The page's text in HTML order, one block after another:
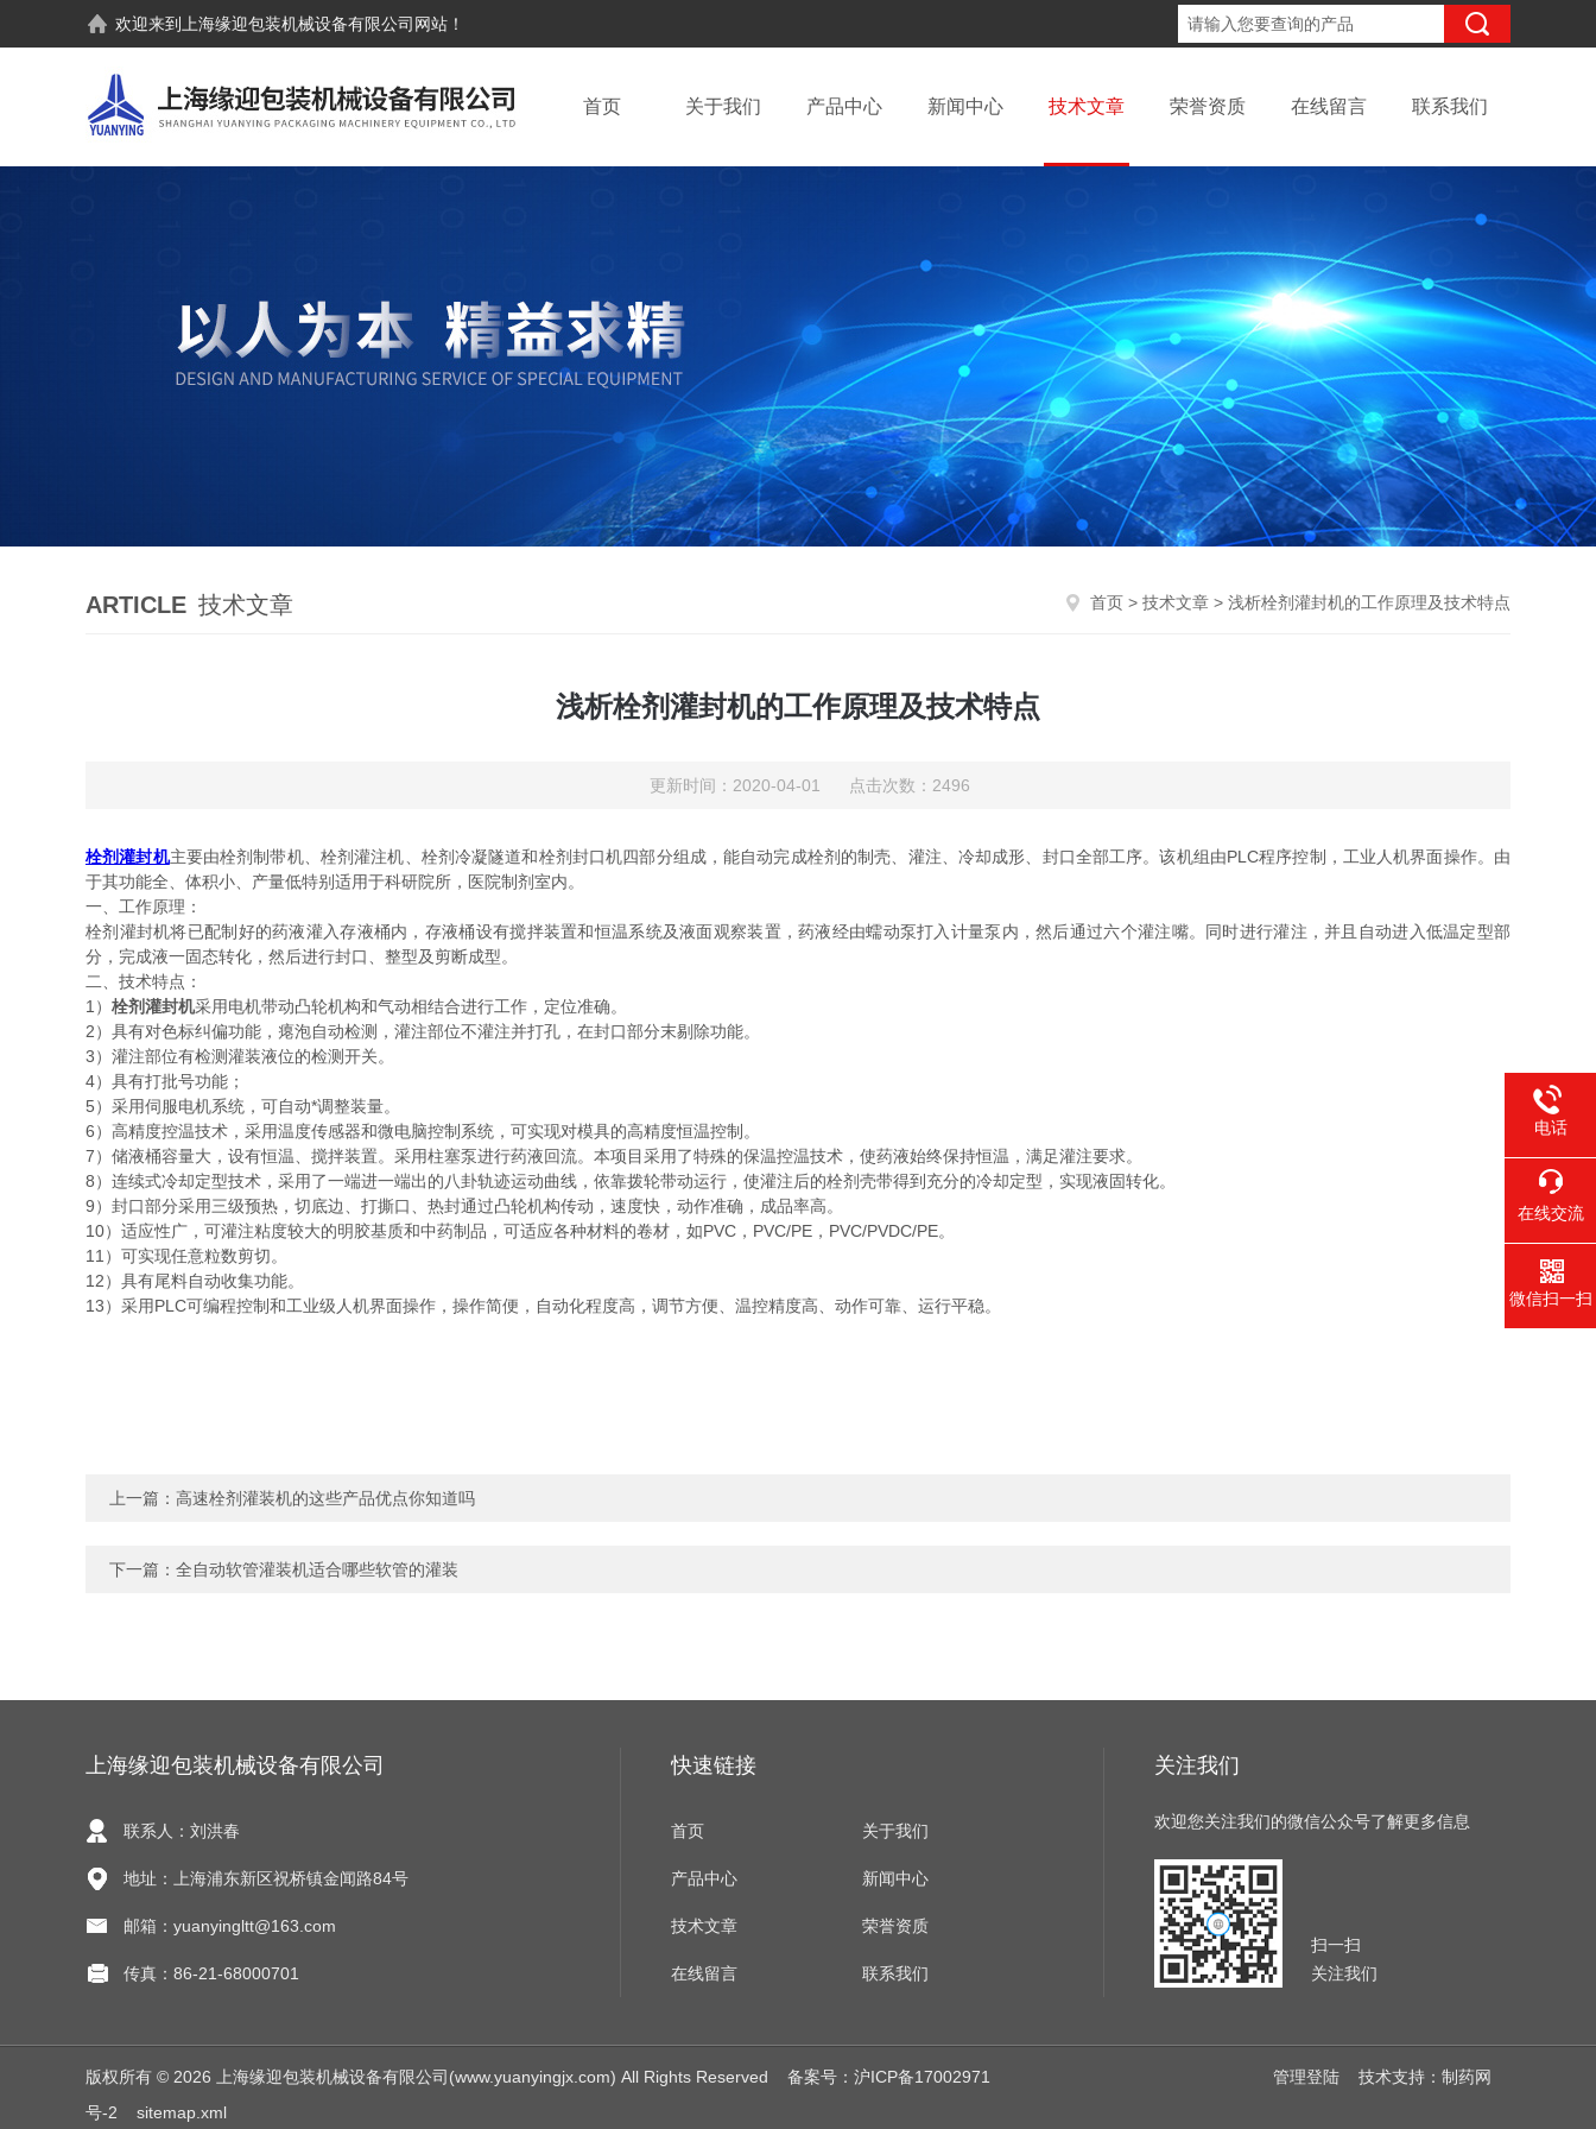
欢迎来到 上海缘迎包装机械设备有限公司 网站！
首页 关于我们 产品中心 新闻中心 技术文章 荣誉资质 在线留言 联系我们
ARTICLE 技术文章 首页 > 技术文章 > 浅析栓剂灌封机的工作原理及技术特点
浅析栓剂灌封机的工作原理及技术特点
更新时间：2020-04-01 点击次数：2496
栓剂灌封机主要由栓剂制带机、栓剂灌注机、栓剂冷凝隧道和栓剂封口机四部分组成，能自动完成栓剂的制壳、灌注、冷却成形、封口全部工序。该机组由PLC程序控制，工业人机界面操作。由
于其功能全、体积小、产量低特别适用于科研院所，医院制剂室内。
一、工作原理：
栓剂灌封机将已配制好的药液灌入存液桶内，存液桶设有搅拌装置和恒温系统及液面观察装置，药液经由蠕动泵打入计量泵内，然后通过六个灌注嘴。同时进行灌注，并且自动进入低温定型部
分，完成液一固态转化，然后进行封口、整型及剪断成型。
二、技术特点：
1） 栓剂灌封机采用电机带动凸轮机构和气动相结合进行工作，定位准确。
2）具有对色标纠偏功能，瘪泡自动检测，灌注部位不灌注并打孔，在封口部分末剔除功能。
3）灌注部位有检测灌装液位的检测开关。
4）具有打批号功能；
5）采用伺服电机系统，可自动*调整装量。
6）高精度控温技术，采用温度传感器和微电脑控制系统，可实现对模具的高精度恒温控制。
7）储液桶容量大，设有恒温、搅拌装置。采用柱塞泵进行药液回流。本项目采用了特殊的保温控温技术，使药液始终保持恒温，满足灌注要求。
8）连续式冷却定型技术，采用了一端进一端出的八卦轨迹运动曲线，依靠拨轮带动运行，使灌注后的栓剂壳带得到充分的冷却定型，实现液固转化。
9）封口部分采用三级预热，切底边、打撕口、热封通过凸轮机构传动，速度快，动作准确，成品率高。
10）适应性广，可灌注粘度较大的明胶基质和中药制品，可适应各种材料的卷材，如PVC，PVC/PE，PVC/PVDC/PE。
11）可实现任意粒数剪切。
12）具有尾料自动收集功能。
13）采用PLC可编程控制和工业级人机界面操作，操作简便，自动化程度高，调节方便、温控精度高、动作可靠、运行平稳。
上一篇： 高速栓剂灌装机的这些产品优点你知道吗
下一篇： 全自动软管灌装机适合哪些软管的灌装
上海缘迎包装机械设备有限公司
联系人：刘洪春
地址：上海浦东新区祝桥镇金闻路84号
邮箱：yuanyingltt@163.com
传真：86-21-68000701
快速链接
首页 关于我们
产品中心 新闻中心
技术文章 荣誉资质
在线留言 联系我们
关注我们
欢迎您关注我们的微信公众号了解更多信息
扫一扫
关注我们
版权所有 © 2026 上海缘迎包装机械设备有限公司(www.yuanyingjx.com) All Rights Reserved 备案号：沪ICP备17002971
号-2
sitemap.xml
管理登陆 技术支持： 制药网
电话
在线交流
微信扫一扫